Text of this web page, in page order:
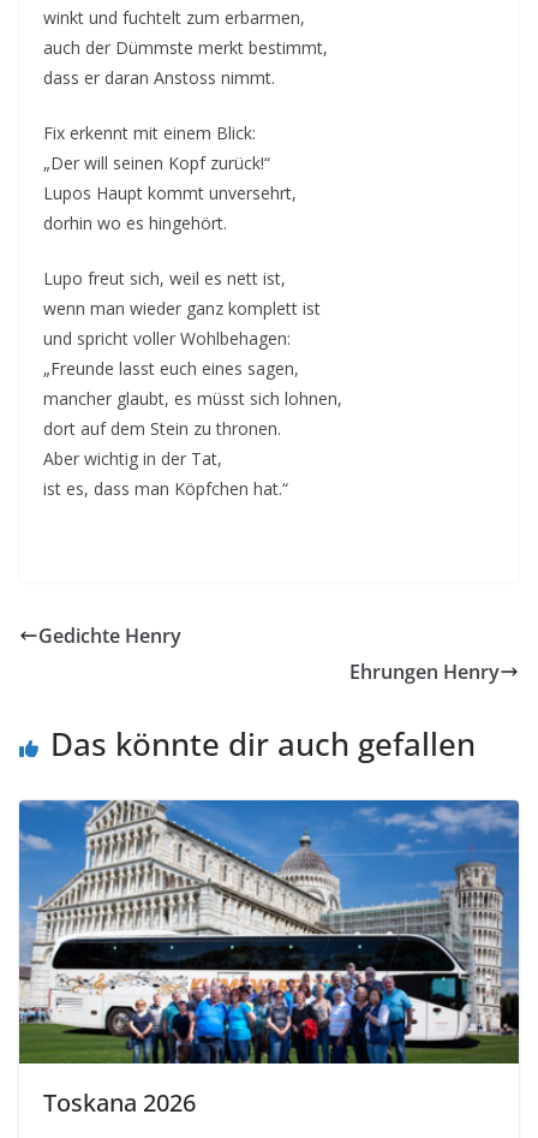
winkt und fuchtelt zum erbarmen,
auch der Dümmste merkt bestimmt,
dass er daran Anstoss nimmt.
Fix erkennt mit einem Blick:
„Der will seinen Kopf zurück!“
Lupos Haupt kommt unversehrt,
dorhin wo es hingehört.
Lupo freut sich, weil es nett ist,
wenn man wieder ganz komplett ist
und spricht voller Wohlbehagen:
„Freunde lasst euch eines sagen,
mancher glaubt, es müsst sich lohnen,
dort auf dem Stein zu thronen.
Aber wichtig in der Tat,
ist es, dass man Köpfchen hat.“
Gedichte Henry
Ehrungen Henry
Das könnte dir auch gefallen
Toskana 2026